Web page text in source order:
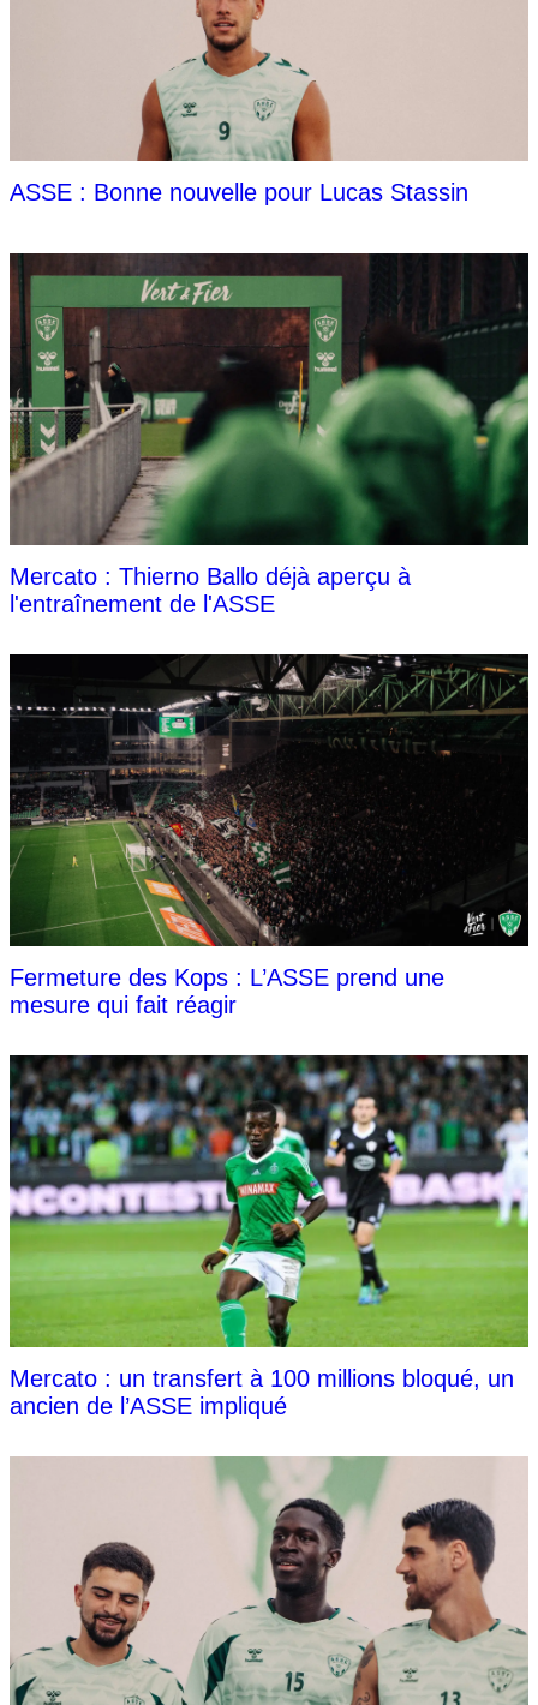
ASSE : Bonne nouvelle pour Lucas Stassin
Mercato : Thierno Ballo déjà aperçu à
l'entraînement de l'ASSE
Fermeture des Kops : L’ASSE prend une
mesure qui fait réagir
Mercato : un transfert à 100 millions bloqué, un
ancien de l’ASSE impliqué